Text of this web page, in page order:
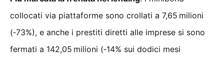
collocati via piattaforme sono crollati a 7,65 milioni
(‑73%), e anche i prestiti diretti alle imprese si sono
fermati a 142,05 milioni (‑14% sui dodici mesi